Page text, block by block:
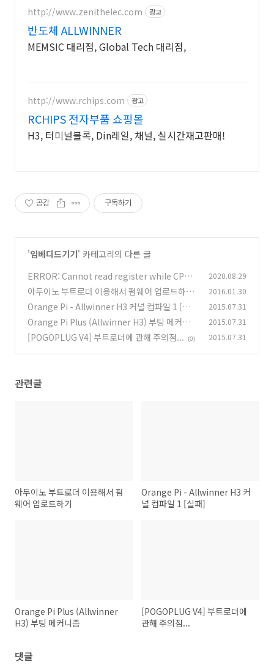
http://www.zenithelec.com 광고
반도체 ALLWINNER
MEMSIC 대리점, Global Tech 대리점,
http://www.rchips.com 광고
RCHIPS 전자부품 쇼핑몰
H3, 터미널블록, Din레일, 채널, 실시간재고판매!
공감 구독하기
'임베디드기기' 카테고리의 다른 글
ERROR: Cannot read register while CPU i
s running 디버깅 오류 (0)
2020.08.29
아두이노 부트로더 이용해서 펌웨어 업로드하기
(0)
2016.01.30
Orange Pi - Allwinner H3 커널 컴파일 1 [실
패]
(0)
2015.07.31
Orange Pi Plus (Allwinner H3) 부팅 메커니
즘 (0)
2015.07.31
[POGOPLUG V4] 부트로더에 관해 주의점... (0) 2015.07.31
관련글
아두이노 부트로더 이용해서 펌
웨어 업로드하기
Orange Pi - Allwinner H3 커
널 컴파일 1 [실패]
Orange Pi Plus (Allwinner
H3) 부팅 메커니즘
[POGOPLUG V4] 부트로더에
관해 주의점...
댓글